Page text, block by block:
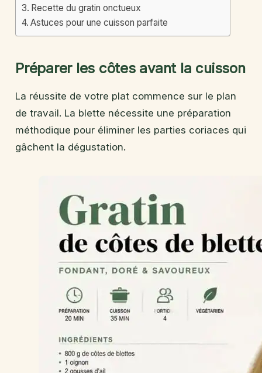
Recette du gratin onctueux
Astuces pour une cuisson parfaite
Préparer les côtes avant la cuisson
La réussite de votre plat commence sur le plan
de travail. La blette nécessite une préparation
méthodique pour éliminer les parties coriaces qui
gâchent la dégustation.